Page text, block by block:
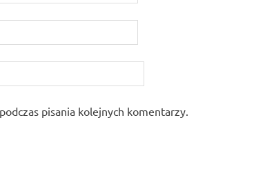
pisania kolejnych komentarzy.